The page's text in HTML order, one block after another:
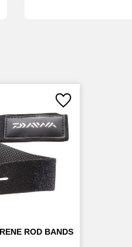
ROD BANDS
Lägg till i favoriter